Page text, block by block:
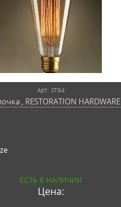
Арт: ST64
, RESTORATION HARDWARE
ЕСТЬ В НАЛИЧИИ
Цена: